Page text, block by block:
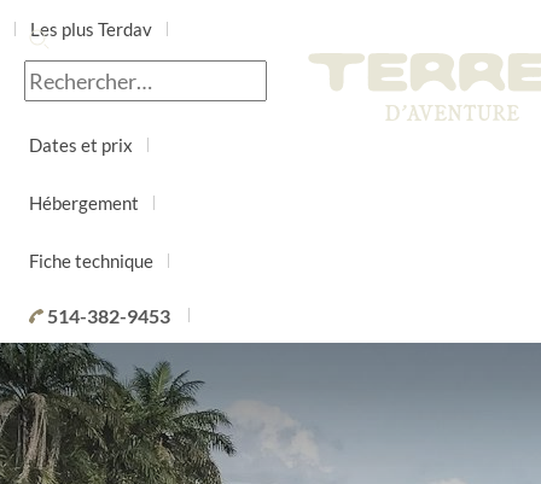
Les plus Terdav
Jour par jour
Dates et prix
Hébergement
Fiche technique
514-382-9453